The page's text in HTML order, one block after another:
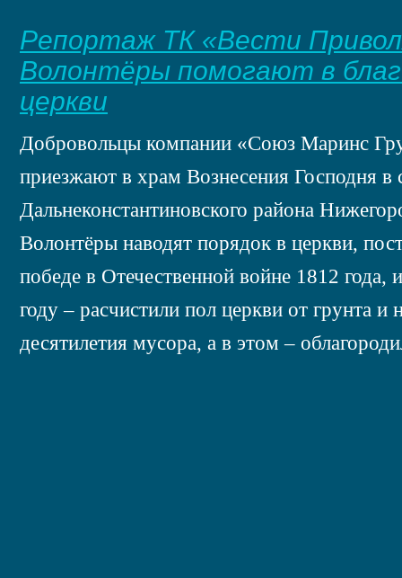
Репортаж ТК «Вести
Волонтёры помогают в
церкви
Добровольцы компании «Союз Маринс
приезжают в храм Вознесения Господня
Дальнеконстантиновского района
Волонтёры наводят порядок в церкви,
победе в Отечественной войне 1812
году – расчистили пол церкви от грунта и
десятилетия мусора, а в этом –